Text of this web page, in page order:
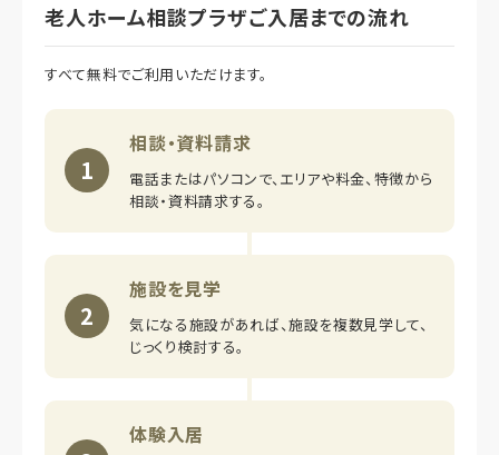
老人ホーム相談プラザご入居までの流れ
すべて無料でご利用いただけます。
1
相談・資料請求
電話またはパソコンで、エリアや料金、特徴から
相談・資料請求する。
2
施設を見学
気になる施設があれば、施設を複数見学して、
じっくり検討する。
体験入居